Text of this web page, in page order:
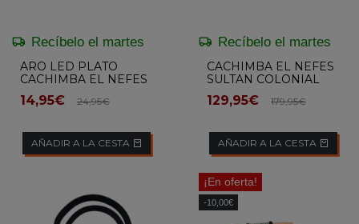
Recíbelo el martes
ARO LED PLATO
CACHIMBA EL NEFES
14,95€ 24,95€
AÑADIR A LA CESTA
Recíbelo el martes
CACHIMBA EL NEFES
SULTAN COLONIAL
OPAL
129,95€ 179,95€
AÑADIR A LA CESTA
¡En oferta!
-10,00€